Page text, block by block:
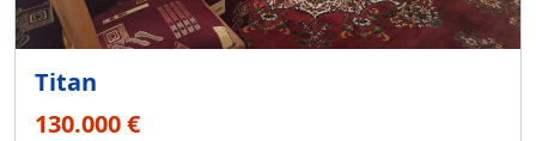
Titan
130.000 €